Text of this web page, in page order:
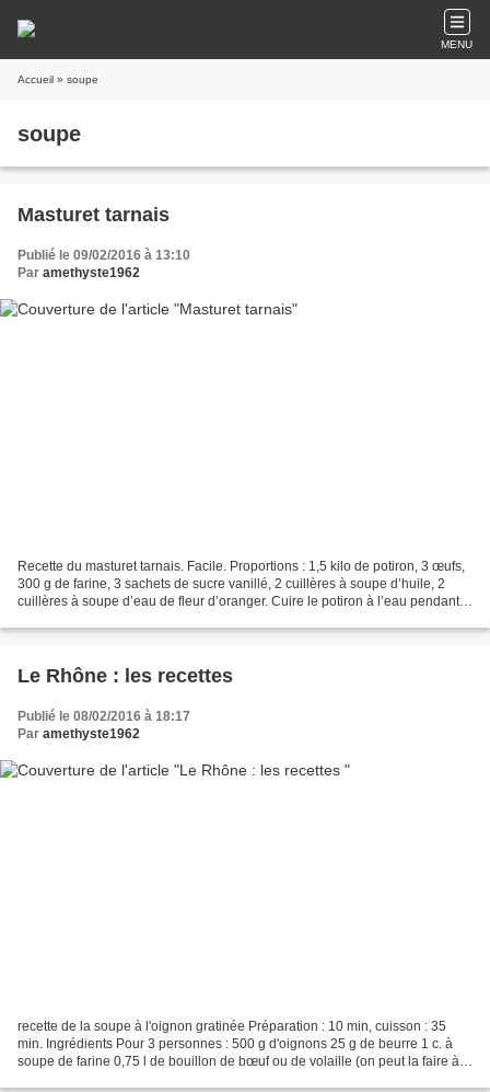
MENU
Accueil » soupe
soupe
Masturet tarnais
Publié le 09/02/2016 à 13:10
Par amethyste1962
Recette du masturet tarnais. Facile. Proportions : 1,5 kilo de potiron, 3 œufs,
300 g de farine, 3 sachets de sucre vanillé, 2 cuillères à soupe d’huile, 2
cuillères à soupe d’eau de fleur d’oranger. Cuire le potiron à l’eau pendant
Le Rhône : les recettes
Publié le 08/02/2016 à 18:17
Par amethyste1962
recette de la soupe à l'oignon gratinée Préparation : 10 min, cuisson : 35
min. Ingrédients Pour 3 personnes : 500 g d'oignons 25 g de beurre 1 c. à
soupe de farine 0,75 l de bouillon de bœuf ou de volaille (on peut la faire à